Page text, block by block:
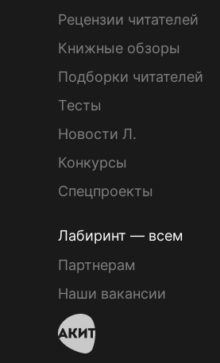
Рецензии читателей
Книжные обзоры
Подборки читателей
Тесты
Новости Л.
Конкурсы
Спецпроекты
Лабиринт — всем
Партнерам
Наши вакансии